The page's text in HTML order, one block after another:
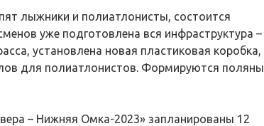
лыжники и полиатлонисты, состоится
уже подготовлена вся инфраструктура –
установлена новая пластиковая коробка,
для полиатлонистов. Формируются поляны
– Нижняя Омка-2023» запланированы 12